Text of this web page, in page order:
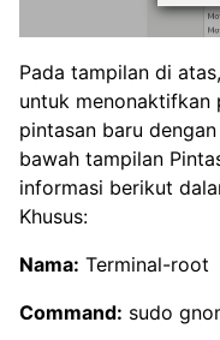
Pada tampilan di
untuk menonaktifkan
pintasan baru
bawah tampilan
informasi berikut
Khusus:
Nama: Terminal-root
Command: sudo